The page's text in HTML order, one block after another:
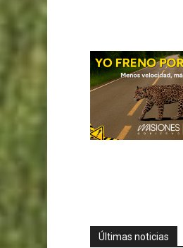
Últimas noticias